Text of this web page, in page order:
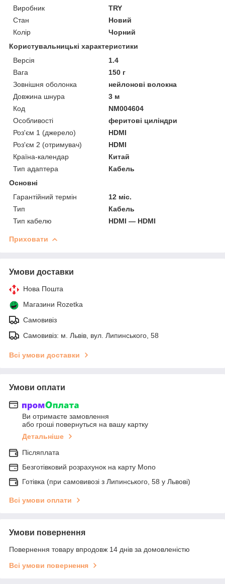
Виробник
TRY
Стан
Новий
Колір
Чорний
Користувальницькі характеристики
Версія
1.4
Вага
150 г
Зовнішня оболонка
нейлонові волокна
Довжина шнура
3 м
Код
NM004604
Особливості
феритові циліндри
Роз'єм 1 (джерело)
HDMI
Роз'єм 2 (отримувач)
HDMI
Країна-календар
Китай
Тип адаптера
Кабель
Основні
Гарантійний термін
12 міс.
Тип
Кабель
Тип кабелю
HDMI — HDMI
Приховати
Умови доставки
Нова Пошта
Магазини Rozetka
Самовивіз
Самовивіз: м. Львів, вул. Липинського, 58
Всі умови доставки
Умови оплати
Ви отримаєте замовлення
або гроші повернуться на вашу картку
Детальніше
Післяплата
Безготівковий розрахунок на карту Mono
Готівка (при самовивозі з Липинського, 58 у Львові)
Всі умови оплати
Умови повернення
Повернення товару впродовж 14 днів за домовленістю
Всі умови повернення